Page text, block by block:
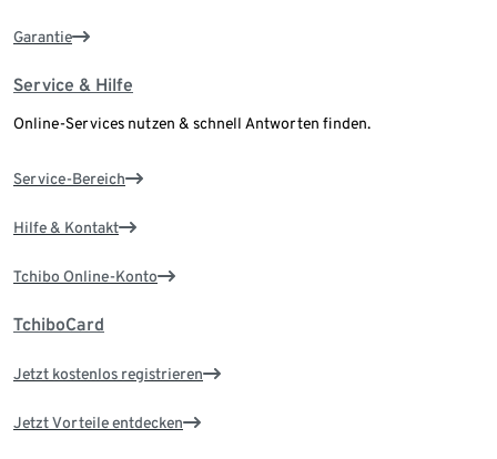
Garantie
Service & Hilfe
Online-Services nutzen & schnell Antworten finden.
Service-Bereich
Hilfe & Kontakt
Tchibo Online-Konto
TchiboCard
Jetzt kostenlos registrieren
Jetzt Vorteile entdecken